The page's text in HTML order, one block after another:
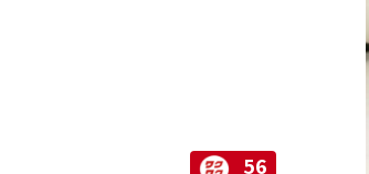
56